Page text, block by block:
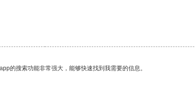
的搜索功能非常强大，能够快速找到我需要的信息。